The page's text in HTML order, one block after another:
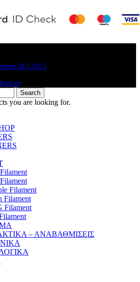
& CNCs
Search
you are looking for.
Filament
Filament
Filament
– ΑΝΑΒΑΘΜΙΣΕΙΣ